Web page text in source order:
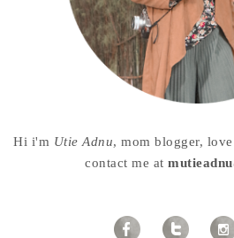
Hi i'm Utie Adnu, mom blogger,
contact me at